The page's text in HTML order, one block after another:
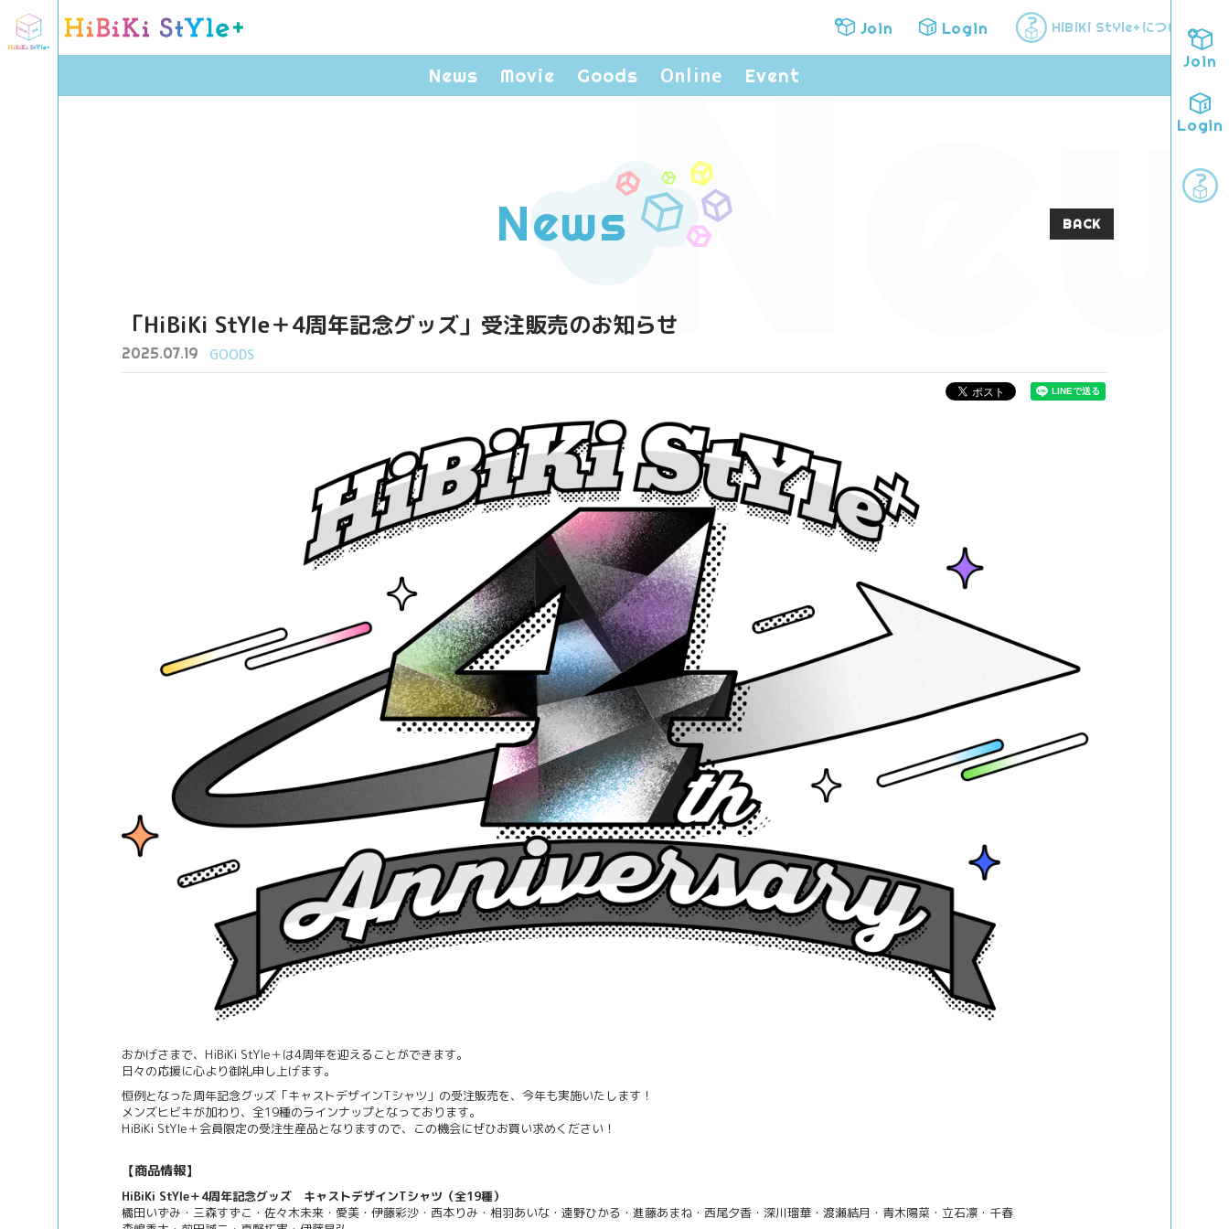
Join
Login
Join Login HiBiKi StYle+ について
News Movie Goods Online Event
News BACK
「HiBiKi StYle＋4周年記念グッズ」受注販売のお知らせ
2025.07.19 GOODS
おかげさまで、HiBiKi StYle＋は4周年を迎えることができます。
日々の応援に心より御礼申し上げます。
恒例となった周年記念グッズ「キャストデザインTシャツ」の受注販売を、今年も実施いたします！
メンズヒビキが加わり、全19種のラインナップとなっております。
HiBiKi StYle＋会員限定の受注生産品となりますので、この機会にぜひお買い求めください！
【商品情報】
HiBiKi StYle＋4周年記念グッズ キャストデザインTシャツ（全19種）
橘田いずみ・三森すずこ・佐々木未来・愛美・伊藤彩沙・西本りみ・相羽あいな・遠野ひかる・進藤あまね・西尾夕香・深川瑠華・渡瀬結月・青木陽菜・立石凛・千春